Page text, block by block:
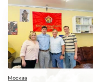
Москва